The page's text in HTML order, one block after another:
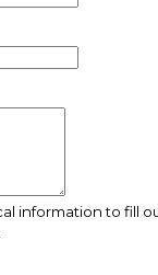
information to fill